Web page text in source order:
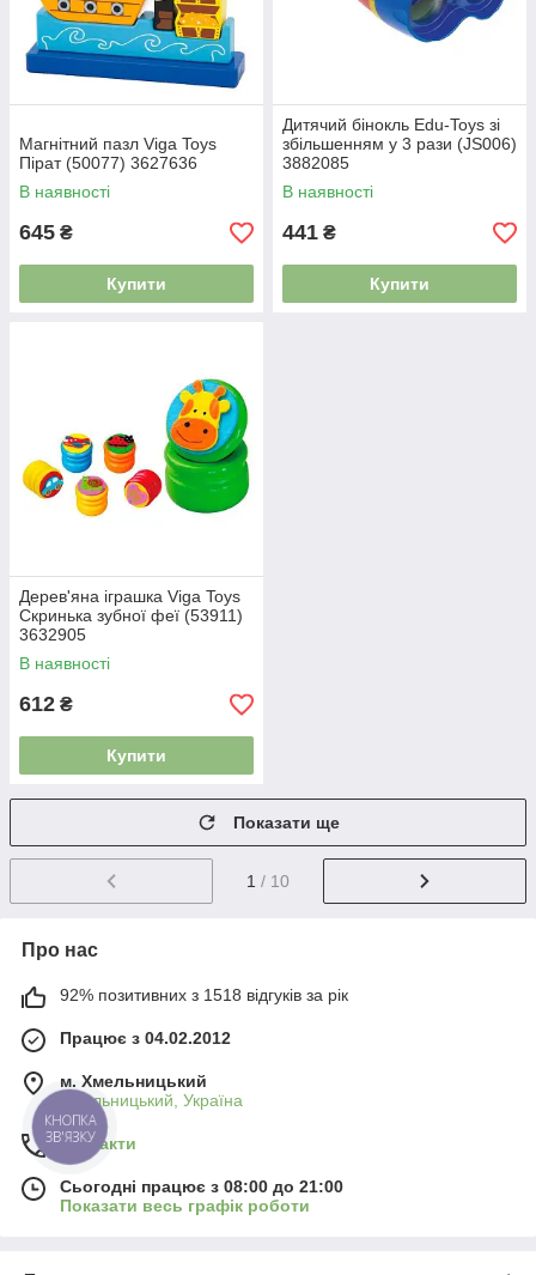
Магнітний пазл Viga Toys
Пірат (50077) 3627636
В наявності
645 ₴
Купити
Дитячий бінокль Edu-Toys зі
збільшенням у 3 рази (JS006)
3882085
В наявності
441 ₴
Купити
Дерев'яна іграшка Viga Toys
Скринька зубної феї (53911)
3632905
В наявності
612 ₴
Купити
Показати ще
1 / 10
Про нас
92% позитивних з 1518 відгуків за рік
Працює з 04.02.2012
м. Хмельницький
Хмельницький, Україна
Контакти
Сьогодні працює з 08:00 до 21:00
Показати весь графік роботи
КНОПКА
ЗВ'ЯЗКУ